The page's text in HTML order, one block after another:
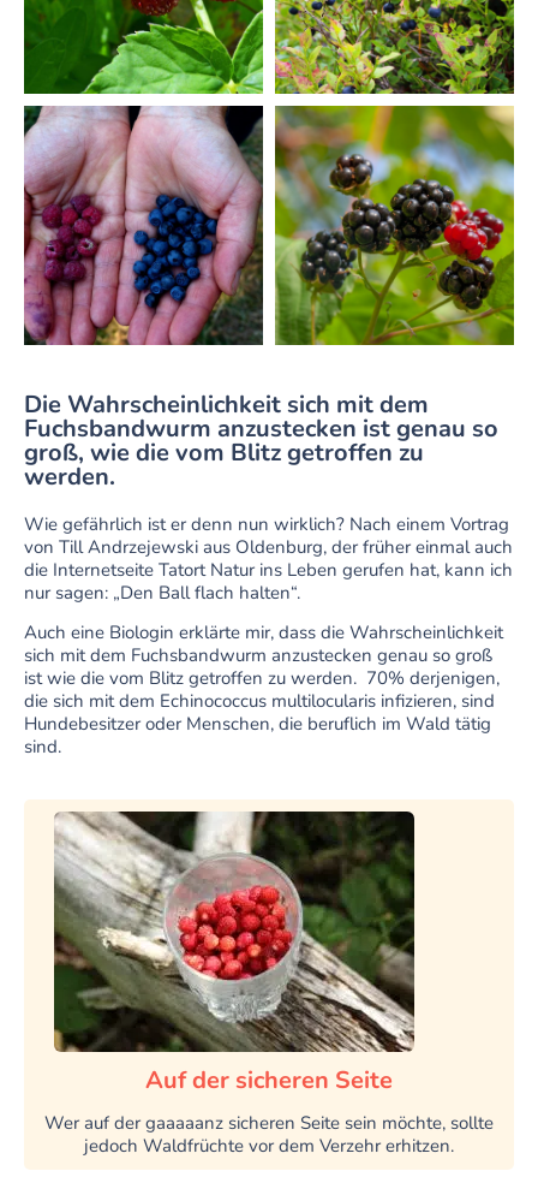
Die Wahrscheinlichkeit sich mit dem
Fuchsbandwurm anzustecken ist genau so
groß, wie die vom Blitz getroffen zu
werden.
Wie gefährlich ist er denn nun wirklich? Nach einem Vortrag
von Till Andrzejewski aus Oldenburg, der früher einmal auch
die Internetseite Tatort Natur ins Leben gerufen hat, kann ich
nur sagen: „Den Ball flach halten“.
Auch eine Biologin erklärte mir, dass die Wahrscheinlichkeit
sich mit dem Fuchsbandwurm anzustecken genau so groß
ist wie die vom Blitz getroffen zu werden. 70% derjenigen,
die sich mit dem Echinococcus multilocularis infizieren, sind
Hundebesitzer oder Menschen, die beruflich im Wald tätig
sind.
Auf der sicheren Seite
Wer auf der gaaaaanz sicheren Seite sein möchte, sollte
jedoch Waldfrüchte vor dem Verzehr erhitzen.